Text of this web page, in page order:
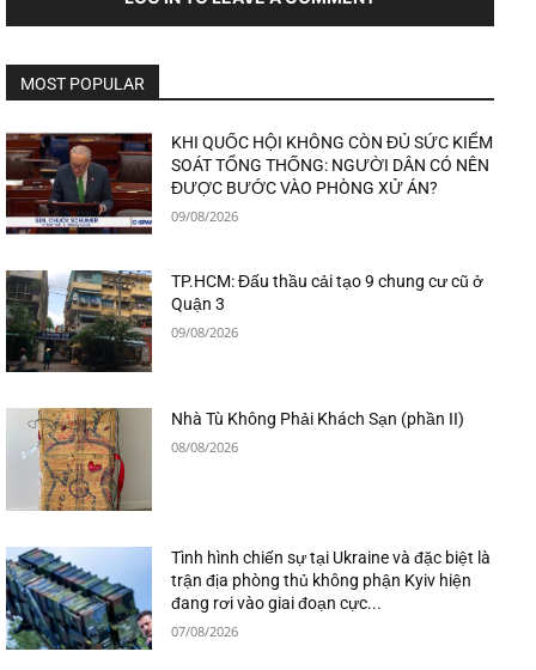
MOST POPULAR
KHI QUỐC HỘI KHÔNG CÒN ĐỦ SỨC KIỂM
SOÁT TỔNG THỐNG: NGƯỜI DÂN CÓ NÊN
ĐƯỢC BƯỚC VÀO PHÒNG XỬ ÁN?
09/08/2026
TP.HCM: Đấu thầu cải tạo 9 chung cư cũ ở
Quận 3
09/08/2026
Nhà Tù Không Phải Khách Sạn (phần II)
08/08/2026
Tình hình chiến sự tại Ukraine và đặc biệt là
trận địa phòng thủ không phận Kyiv hiện
đang rơi vào giai đoạn cực...
07/08/2026